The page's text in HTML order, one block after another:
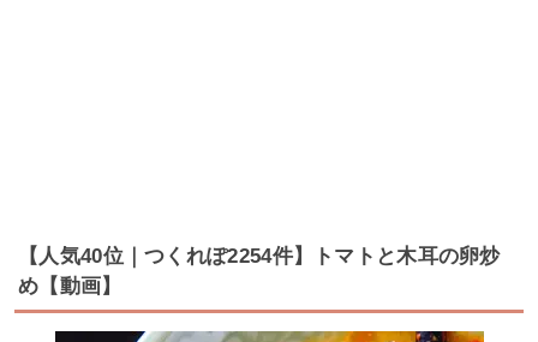
【人気40位｜つくれぽ2254件】トマトと木耳の卵炒
め【動画】